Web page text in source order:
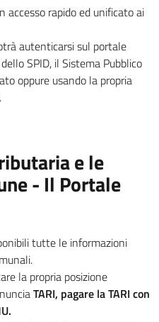
rapido ed unificato ai
autenticarsi sul portale
SPID, il Sistema Pubblico
oppure usando la propria
e le
- Il Portale
tutte le informazioni
la propria posizione
TARI, pagare la TARI con